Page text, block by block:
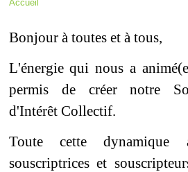
d'Ariane
Accueil
Bonjour à toutes et à tous,
L'énergie qui nous a
permis de créer notre
d'Intérêt Collectif.
Toute cette dynamique
souscriptrices et